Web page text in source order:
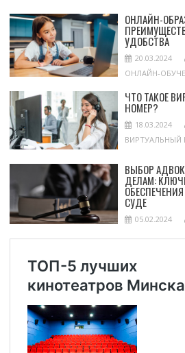
ОНЛАЙН-
УДОБСТВА
20.03.2024
ОНЛАЙН-
ЧТО ТАКОЕ
НОМЕР?
18.03.2024
ВИРТУАЛЬНЫЙ
ВЫБОР
ДЕЛАМ:
СУДЕ
05.02.2024